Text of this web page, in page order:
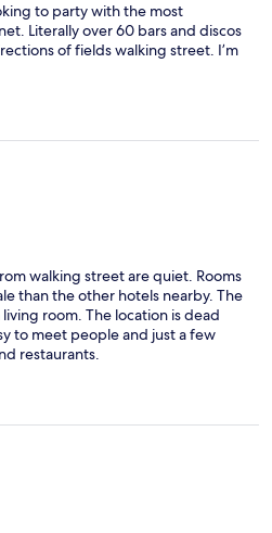
to party with the most
Literally over 60 bars and discos
of fields walking street. I’m
walking street are quiet. Rooms
than the other hotels nearby. The
room. The location is dead
to meet people and just a few
restaurants.